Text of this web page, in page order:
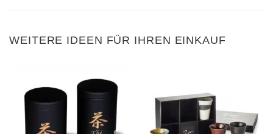
WEITERE IDEEN FÜR IHREN EINKAUF